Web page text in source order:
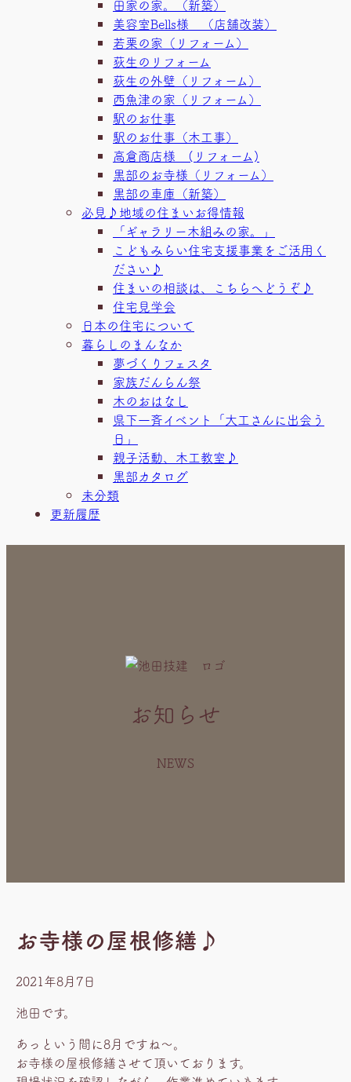
田家の家。（新築）
美容室Bells様 （店舗改装）
若栗の家（リフォーム）
荻生のリフォーム
荻生の外壁（リフォーム）
西魚津の家（リフォーム）
駅のお仕事
駅のお仕事（木工事）
高倉商店様 (リフォーム)
黒部のお寺様（リフォーム）
黒部の車庫（新築）
必見♪地域の住まいお得情報
「ギャラリー木組みの家。」
こどもみらい住宅支援事業をご活用く
ださい♪
住まいの相談は、こちらへどうぞ♪
住宅見学会
日本の住宅について
暮らしのまんなか
夢づくりフェスタ
家族だんらん祭
木のおはなし
県下一斉イベント「大工さんに出会う
日」
親子活動、木工教室♪
黒部カタログ
未分類
更新履歴
お知らせ
NEWS
お寺様の屋根修繕♪
2021年8月7日
池田です。
あっという間に8月ですね～。
お寺様の屋根修繕させて頂いております。